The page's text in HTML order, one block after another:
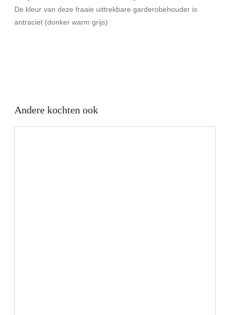
De kleur van deze fraaie uittrekbare garderobehouder is
antraciet (donker warm grijs)
Andere kochten ook